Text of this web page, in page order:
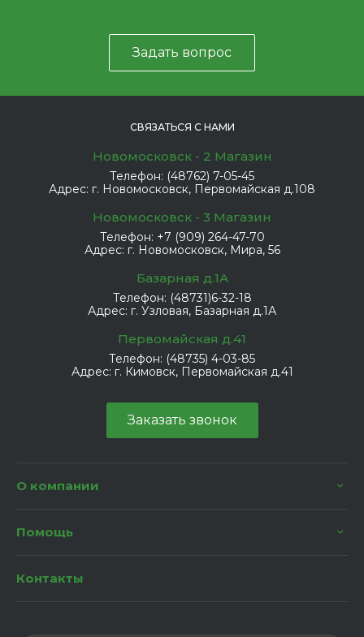
Задать вопрос
СВЯЗАТЬСЯ С НАМИ
Новомосковск - 2 Магазин
Телефон: (48762) 7-05-45
Адрес: г. Новомосковск, Первомайская д.108
Новомосковск - 3 Магазин
Телефон: +7 (909) 264-47-70
Адрес: г. Новомосковск, Мира, 56
Базарная д.1А
Телефон: (48731)6-32-18
Адрес: г. Узловая, Базарная д.1А
Первомайская д.41
Телефон: (48735) 4-03-85
Адрес: г. Кимовск, Первомайская д.41
Заказать звонок
О компании
Помощь
Контакты